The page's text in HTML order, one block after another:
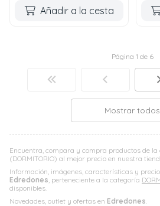
Encuentra, compara y compra productos de la
(DORMITORIO) al mejor precio en nuestra
Información, imágenes, características y
Edredones, perteneciente a la categoría
disponibles.
Novedades, outlet y ofertas en Edredones.
Añadir a la cesta
Página 1 de 6
Mostrar todos